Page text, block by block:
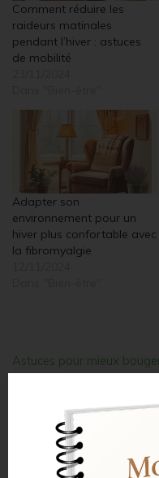
Comment réduire les
raideurs matinales
pendant l’hiver : astuces
de mobilité
Adapter son
environnement pour un
hiver plus confortable avec
la fibromyalgie
Astuces pour mieux
Routine mobilité hiver